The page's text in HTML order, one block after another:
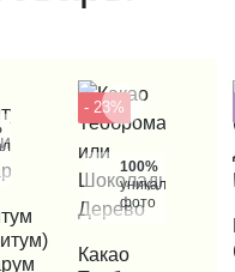
- 23%
100%
уникальные
фото
КУПИТЬ В 1 КЛИК
Какао